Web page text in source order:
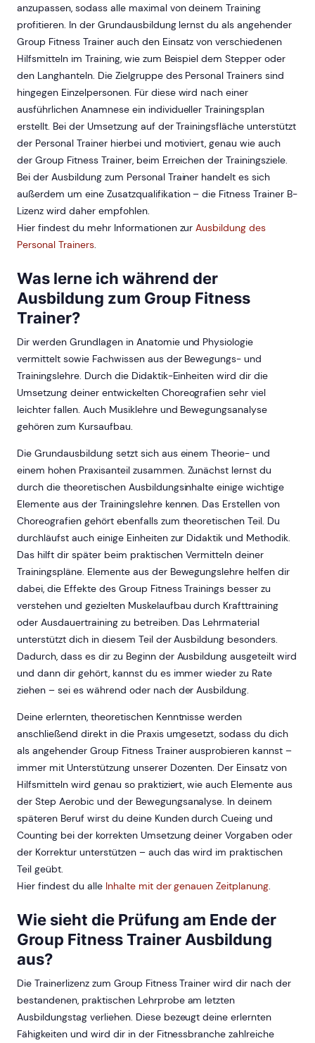
anzupassen, sodass alle maximal von deinem Training
profitieren. In der Grundausbildung lernst du als angehender
Group Fitness Trainer auch den Einsatz von verschiedenen
Hilfsmitteln im Training, wie zum Beispiel dem Stepper oder
den Langhanteln. Die Zielgruppe des Personal Trainers sind
hingegen Einzelpersonen. Für diese wird nach einer
ausführlichen Anamnese ein individueller Trainingsplan
erstellt. Bei der Umsetzung auf der Trainingsfläche unterstützt
der Personal Trainer hierbei und motiviert, genau wie auch
der Group Fitness Trainer, beim Erreichen der Trainingsziele.
Bei der Ausbildung zum Personal Trainer handelt es sich
außerdem um eine Zusatzqualifikation – die Fitness Trainer B-
Lizenz wird daher empfohlen.
Hier findest du mehr Informationen zurAusbildung des
Personal Trainers.
Was lerne ich während der
Ausbildung zum Group Fitness
Trainer?
Dir werden Grundlagen in Anatomie und Physiologie
vermittelt sowie Fachwissen aus der Bewegungs- und
Trainingslehre. Durch die Didaktik-Einheiten wird dir die
Umsetzung deiner entwickelten Choreografien sehr viel
leichter fallen. Auch Musiklehre und Bewegungsanalyse
gehören zum Kursaufbau.
Die Grundausbildung setzt sich aus einem Theorie- und
einem hohen Praxisanteil zusammen. Zunächst lernst du
durch die theoretischen Ausbildungsinhalte einige wichtige
Elemente aus der Trainingslehre kennen. Das Erstellen von
Choreografien gehört ebenfalls zum theoretischen Teil. Du
durchläufst auch einige Einheiten zur Didaktik und Methodik.
Das hilft dir später beim praktischen Vermitteln deiner
Trainingspläne. Elemente aus der Bewegungslehre helfen dir
dabei, die Effekte des Group Fitness Trainings besser zu
verstehen und gezielten Muskelaufbau durch Krafttraining
oder Ausdauertraining zu betreiben. Das Lehrmaterial
unterstützt dich in diesem Teil der Ausbildung besonders.
Dadurch, dass es dir zu Beginn der Ausbildung ausgeteilt wird
und dann dir gehört, kannst du es immer wieder zu Rate
ziehen – sei es während oder nach der Ausbildung.
Deine erlernten, theoretischen Kenntnisse werden
anschließend direkt in die Praxis umgesetzt, sodass du dich
als angehender Group Fitness Trainer ausprobieren kannst –
immer mit Unterstützung unserer Dozenten. Der Einsatz von
Hilfsmitteln wird genau so praktiziert, wie auch Elemente aus
der Step Aerobic und der Bewegungsanalyse. In deinem
späteren Beruf wirst du deine Kunden durch Cueing und
Counting bei der korrekten Umsetzung deiner Vorgaben oder
der Korrektur unterstützen – auch das wird im praktischen
Teil geübt.
Hier findest du alle Inhalte mit der genauen Zeitplanung.
Wie sieht die Prüfung am Ende der
Group Fitness Trainer Ausbildung
aus?
Die Trainerlizenz zum Group Fitness Trainer wird dir nach der
bestandenen, praktischen Lehrprobe am letzten
Ausbildungstag verliehen. Diese bezeugt deine erlernten
Fähigkeiten und wird dir in der Fitnessbranche zahlreiche